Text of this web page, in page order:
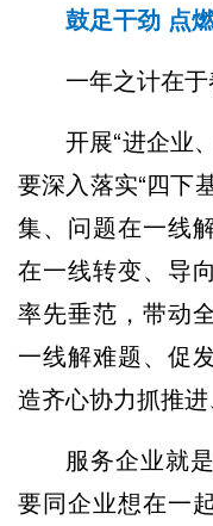
鼓足干劲 点
一年之计在于
开展“进企业
要深入落实“四下
集、问题在一线
在一线转变、导
率先垂范，带动
一线解难题、促
造齐心协力抓推进
服务企业就
要同企业想在一